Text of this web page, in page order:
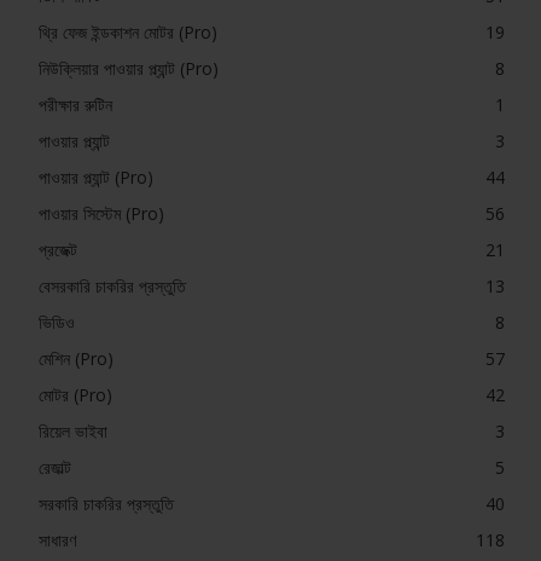
থ্রি ফেজ ইন্ডকাশন মোটর (Pro)
19
নিউক্লিয়ার পাওয়ার প্ল্যান্ট (Pro)
8
পরীক্ষার রুটিন
1
পাওয়ার প্ল্যান্ট
3
পাওয়ার প্ল্যান্ট (Pro)
44
পাওয়ার সিস্টেম (Pro)
56
প্রজেক্ট
21
বেসরকারি চাকরির প্রস্তুতি
13
ভিডিও
8
মেশিন (Pro)
57
মোটর (Pro)
42
রিয়েল ভাইবা
3
রেজাল্ট
5
সরকারি চাকরির প্রস্তুতি
40
সাধারণ
118